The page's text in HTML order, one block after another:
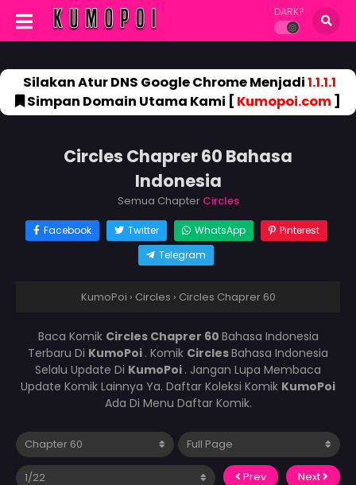
DARK?
Silakan Atur DNS Google Chrome Menjadi1.1.1.1
Simpan Domain Utama Kami [ Kumopoi.com]
Circles Chaprer 60 Bahasa
Indonesia
Semua Chapter Circles
Facebook Twitter WhatsApp
Pinterest
Telegram
KumoPoi › Circles › Circles Chaprer 60
Baca Komik Circles Chaprer 60 Bahasa Indonesia
Terbaru Di KumoPoi . Komik CirclesBahasa Indonesia
Selalu Update Di KumoPoi . Jangan Lupa Membaca
Update Komik Lainnya Ya. Daftar Koleksi Komik KumoPoi
Ada Di Menu Daftar Komik.
Prev Next